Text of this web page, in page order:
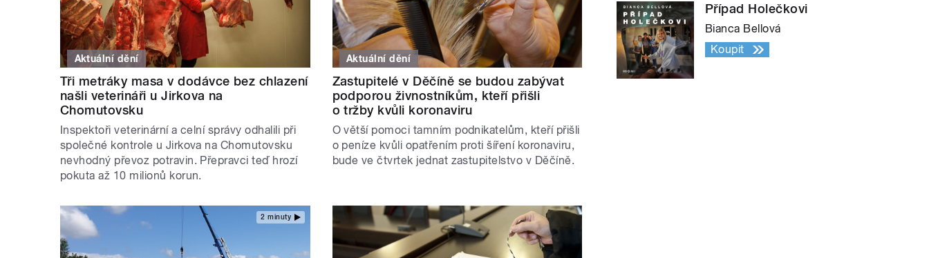
Aktuální dění
Tři metráky masa v dodávce bez chlazení
našli veterináři u Jirkova na
Chomutovsku
Inspektoři veterinární a celní správy odhalili při
společné kontrole u Jirkova na Chomutovsku
nevhodný převoz potravin. Přepravci teď hrozí
pokuta až 10 milionů korun.
Aktuální dění
Zastupitelé v Děčíně se budou zabývat
podporou živnostníkům, kteří přišli
o tržby kvůli koronaviru
O větší pomoci tamním podnikatelům, kteří přišli
o peníze kvůli opatřením proti šíření koronaviru,
bude ve čtvrtek jednat zastupitelstvo v Děčíně.
2 minuty
Případ Holečkovi
Bianca Bellová
Koupit